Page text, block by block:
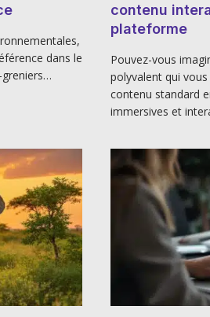
dans le
contenu
plateforme
Pouvez-vous
polyvalent qui
contenu standard
immersives et